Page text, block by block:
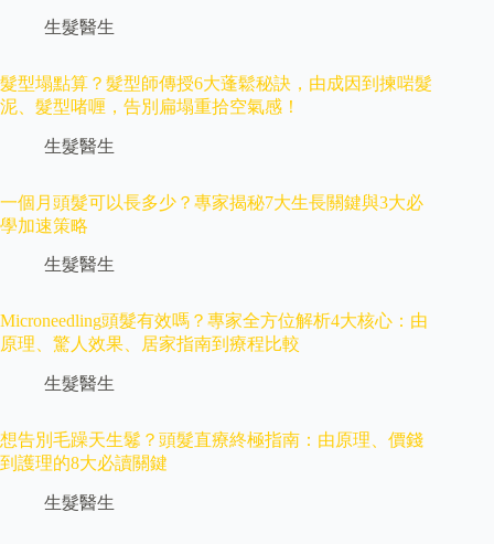
生髮醫生
髮型塌點算？髮型師傳授6大蓬鬆秘訣，由成因到揀啱髮
泥、髮型啫喱，告別扁塌重拾空氣感！
生髮醫生
一個月頭髮可以長多少？專家揭秘7大生長關鍵與3大必
學加速策略
生髮醫生
Microneedling頭髮有效嗎？專家全方位解析4大核心：由
原理、驚人效果、居家指南到療程比較
生髮醫生
想告別毛躁天生鬈？頭髮直療終極指南：由原理、價錢
到護理的8大必讀關鍵
生髮醫生